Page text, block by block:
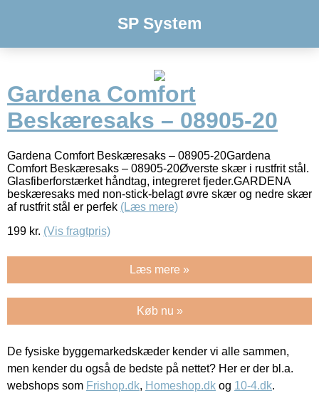
SP System
Gardena Comfort
Beskæresaks – 08905-20
Gardena Comfort Beskæresaks – 08905-20Gardena
Comfort Beskæresaks – 08905-20Øverste skær i rustfrit stål.
Glasfiberforstærket håndtag, integreret fjeder.GARDENA
beskæresaks med non-stick-belagt øvre skær og nedre skær
af rustfrit stål er perfek (Læs mere)
199 kr. (Vis fragtpris)
Læs mere »
Køb nu »
De fysiske byggemarkedskæder kender vi alle sammen,
men kender du også de bedste på nettet? Her er der bl.a.
webshops som Frishop.dk, Homeshop.dk og 10-4.dk.